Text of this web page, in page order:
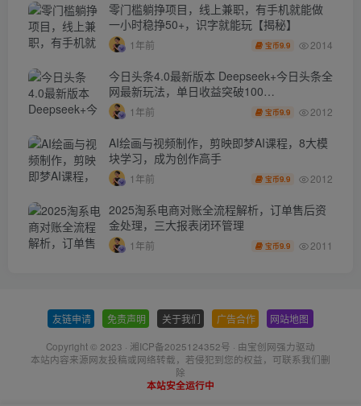
零门槛躺挣项目，线上兼职，有手机就能做
一小时稳挣50+，识字就能玩【揭秘】
1年前 宝币9.9 2014
今日头条4.0最新版本 Deepseek+今日头条全
网最新玩法，单日收益突破100…
1年前 宝币9.9 2012
AI绘画与视频制作，剪映即梦AI课程，8大模
块学习，成为创作高手
1年前 宝币9.9 2012
2025淘系电商对账全流程解析，订单售后资
金处理，三大报表闭环管理
1年前 宝币9.9 2011
友链申请 免责声明 关于我们 广告合作 网站地图
Copyright © 2023 · 湘ICP备2025124352号 · 由宝创网强力驱动
本站内容来源网友投稿或网络转载，若侵犯到您的权益，可联系我们删
除
本站安全运行中